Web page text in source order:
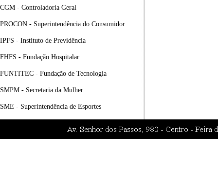
CGM - Controladoria Geral
PROCON - Superintendência do Consumidor
IPFS - Instituto de Previdência
FHFS - Fundação Hospitalar
FUNTITEC - Fundação de Tecnologia
SMPM - Secretaria da Mulher
SME - Superintendência de Esportes